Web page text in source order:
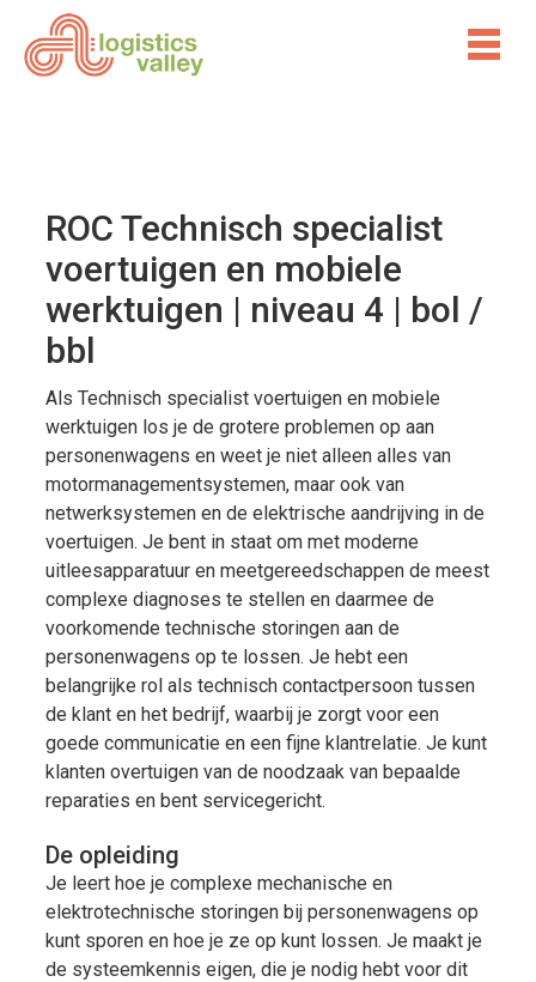
ROC Technisch specialist
voertuigen en mobiele
werktuigen | niveau 4 | bol /
bbl
Als Technisch specialist voertuigen en mobiele
werktuigen los je de grotere problemen op aan
personenwagens en weet je niet alleen alles van
motormanagementsystemen, maar ook van
netwerksystemen en de elektrische aandrijving in de
voertuigen. Je bent in staat om met moderne
uitleesapparatuur en meetgereedschappen de meest
complexe diagnoses te stellen en daarmee de
voorkomende technische storingen aan de
personenwagens op te lossen. Je hebt een
belangrijke rol als technisch contactpersoon tussen
de klant en het bedrijf, waarbij je zorgt voor een
goede communicatie en een fijne klantrelatie. Je kunt
klanten overtuigen van de noodzaak van bepaalde
reparaties en bent servicegericht.
De opleiding
Je leert hoe je complexe mechanische en
elektrotechnische storingen bij personenwagens op
kunt sporen en hoe je ze op kunt lossen. Je maakt je
de systeemkennis eigen, die je nodig hebt voor dit